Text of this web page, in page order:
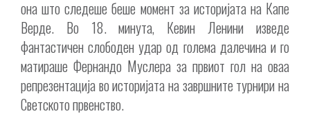
она што следеше беше момент за историјата на Капе
Верде. Во 18. минута, Кевин Ленини изведе
фантастичен слободен удар од голема далечина и го
матираше Фернандо Муслера за првиот гол на оваа
репрезентација во историјата на завршните турнири на
Светското првенство.